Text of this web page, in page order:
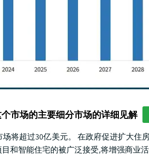
市场的主要细分市场的详细见解
将超过30亿美元。 在政府促进扩大
和智能住宅的被广泛接受,将增强商业活